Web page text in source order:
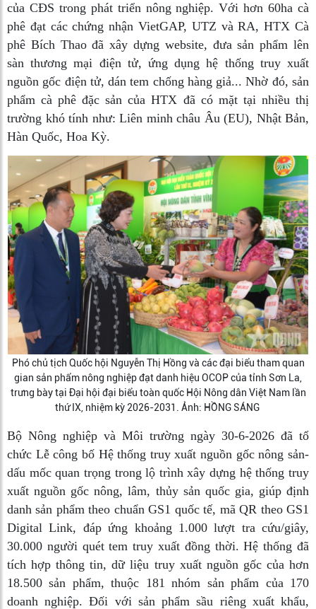
của CĐS trong phát triển nông nghiệp. Với hơn 60ha cà
phê đạt các chứng nhận VietGAP, UTZ và RA, HTX Cà
phê Bích Thao đã xây dựng website, đưa sản phẩm lên
sàn thương mại điện tử, ứng dụng hệ thống truy xuất
nguồn gốc điện tử, dán tem chống hàng giả... Nhờ đó, sản
phẩm cà phê đặc sản của HTX đã có mặt tại nhiều thị
trường khó tính như: Liên minh châu Âu (EU), Nhật Bản,
Hàn Quốc, Hoa Kỳ.
Phó chủ tịch Quốc hội Nguyễn Thị Hồng và các đại biểu tham quan
gian sản phẩm nông nghiệp đạt danh hiệu OCOP của tỉnh Sơn La,
trưng bày tại Đại hội đại biểu toàn quốc Hội Nông dân Việt Nam lần
thứ IX, nhiệm kỳ 2026-2031. Ảnh: HỒNG SÁNG
Bộ Nông nghiệp và Môi trường ngày 30-6-2026 đã tổ
chức Lễ công bố Hệ thống truy xuất nguồn gốc nông sản-
dấu mốc quan trọng trong lộ trình xây dựng hệ thống truy
xuất nguồn gốc nông, lâm, thủy sản quốc gia, giúp định
danh sản phẩm theo chuẩn GS1 quốc tế, mã QR theo GS1
Digital Link, đáp ứng khoảng 1.000 lượt tra cứu/giây,
30.000 người quét tem truy xuất đồng thời. Hệ thống đã
tích hợp thông tin, dữ liệu truy xuất nguồn gốc của hơn
18.500 sản phẩm, thuộc 181 nhóm sản phẩm của 170
doanh nghiệp. Đối với sản phẩm sầu riêng xuất khẩu,